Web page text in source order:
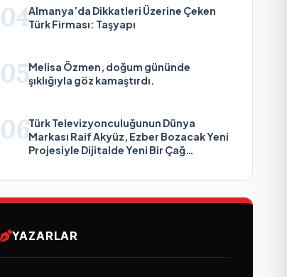
04Almanya’da Dikkatleri Üzerine Çeken
Türk Firması: Taşyapı
05Melisa Özmen, doğum gününde
şıklığıyla göz kamaştırdı.
06Türk Televizyonculuğunun Dünya
Markası Raif Akyüz, Ezber Bozacak Yeni
Projesiyle Dijitalde Yeni Bir Çağ
YAZARLAR